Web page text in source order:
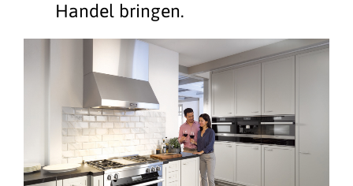
Handel bringen.